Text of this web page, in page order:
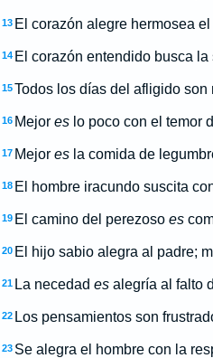
13 El corazón alegre hermosea
14 El corazón entendido busca
15 Todos los días del afligido
16 Mejor eslo poco con el temor
17 Mejor esla comida de
18 El hombre iracundo suscita
19 El camino del perezoso es
20 El hijo sabio alegra al padre;
21 La necedad esalegría al falto
22 Los pensamientos son
23 Se alegra el hombre con la